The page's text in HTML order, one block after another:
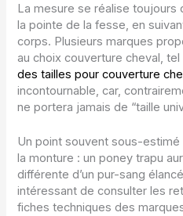
La mesure se réalise toujours
la pointe de la fesse, en
corps. Plusieurs marques
au choix couverture cheval,
des tailles pour couverture
incontournable, car,
ne portera jamais de “taille
Un point souvent sous-
la monture : un poney trapu
différente d’un pur-sang
intéressant de consulter les
fiches techniques des